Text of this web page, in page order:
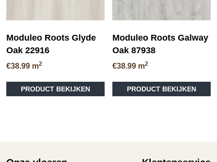
Moduleo Roots Glyde
Oak 22916
€38.99 m2
PRODUCT BEKIJKEN
Moduleo Roots Galway
Oak 87938
€38.99 m2
PRODUCT BEKIJKEN